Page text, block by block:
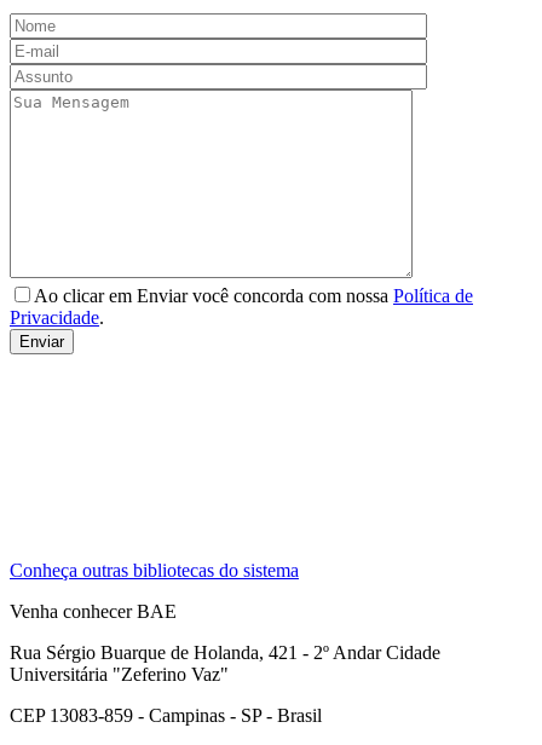
Ao clicar em Enviar você concorda com nossa Política de
Privacidade.
Conheça outras bibliotecas do sistema
Venha conhecer BAE
Rua Sérgio Buarque de Holanda, 421 - 2º Andar Cidade
Universitária "Zeferino Vaz"
CEP 13083-859 - Campinas - SP - Brasil